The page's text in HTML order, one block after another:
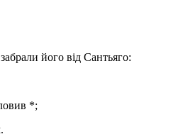
його від Сантьяго:
*;